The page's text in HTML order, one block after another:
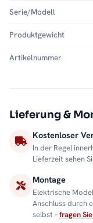
Serie/Modell
Produktgewicht
Artikelnummer
Lieferung &
Kostenloser
In der Regel
Lieferzeit sehen
Montage
Elektrische
Anschluss durch
selbst –fragen